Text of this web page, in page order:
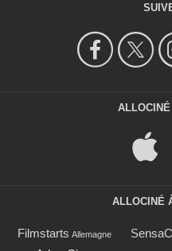
ALLOCINÉ
Filmstarts Allemagne